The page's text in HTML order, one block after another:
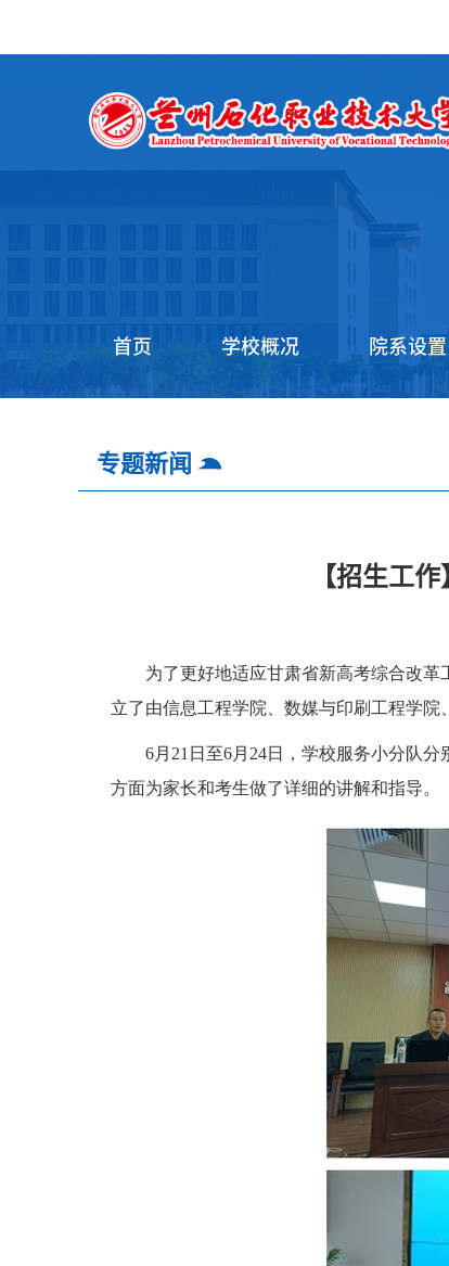
首页 学校概况 院系设置
专题新闻
【招生工
为了更好地适应甘肃省新高考综合改
立了由信息工程学院、数媒与印刷工程学院
6月21日至6月24日，学校服务小分队
方面为家长和考生做了详细的讲解和指导。